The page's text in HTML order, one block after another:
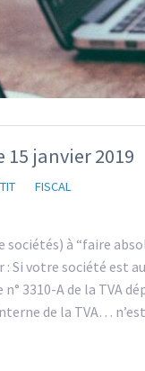
15 janvier 2019
FISCAL
sociétés) à “faire
: Si votre société est
3310-A de la TVA
de la TVA…